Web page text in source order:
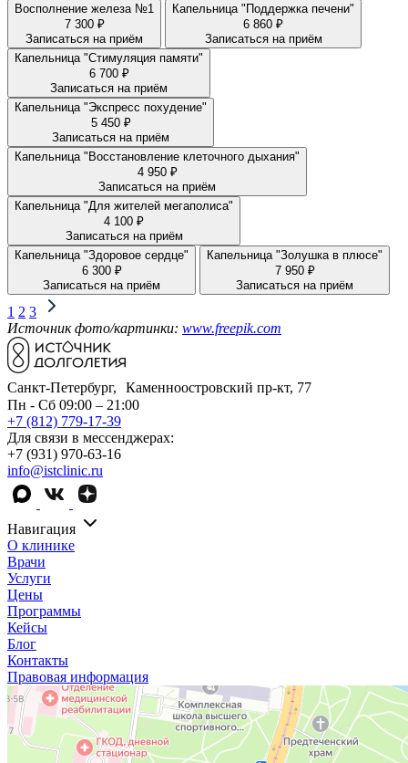
Восполнение железа №1
7 300 ₽
Записаться на приём
Капельница "Поддержка печени"
6 860 ₽
Записаться на приём
Капельница "Стимуляция памяти"
6 700 ₽
Записаться на приём
Капельница "Экспресс похудение"
5 450 ₽
Записаться на приём
Капельница "Восстановление клеточного дыхания"
4 950 ₽
Записаться на приём
Капельница "Для жителей мегаполиса"
4 100 ₽
Записаться на приём
Капельница "Здоровое сердце"
6 300 ₽
Записаться на приём
Капельница "Золушка в плюсе"
7 950 ₽
Записаться на приём
1 2 3
Источник фото/картинки: www.freepik.com
Санкт-Петербург, Каменноостровский пр-кт, 77
Пн - Сб 09:00 – 21:00
+7 (812) 779-17-39
Для связи в мессенджерах:
+7 (931) 970-63-16
info@istclinic.ru
Навигация
О клинике
Врачи
Услуги
Цены
Программы
Кейсы
Блог
Контакты
Правовая информация